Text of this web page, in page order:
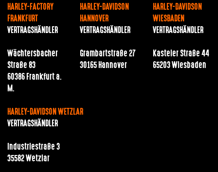
HARLEY-FACTORY
FRANKFURT
VERTRAGSHÄNDLER
Wächtersbacher
Straße 83
60386 Frankfurt a.
M.
HARLEY-DAVIDSON
HANNOVER
VERTRAGSHÄNDLER
Grambartstraße 27
30165 Hannover
HARLEY-DAVIDSON
WIESBADEN
VERTRAGSHÄNDLER
Kasteler Straße 44
65203 Wiesbaden
HARLEY-DAVIDSON WETZLAR
VERTRAGSHÄNDLER
Industriestraße 3
35582 Wetzlar